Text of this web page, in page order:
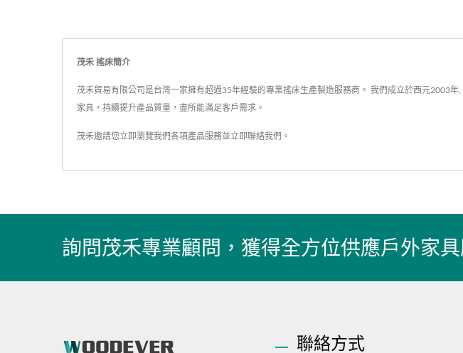
茂禾 搖床簡介
茂禾貿易有限公司是台灣一家擁有超過35年經驗的專業搖床生產製造服務商。 我們成立於西元2003
家具，持續提升產品質量，盡所能滿足客戶需求。
茂禾邀請您立即瀏覽我們各項產品服務並立即聯絡我們 。
詢問茂禾專業顧問，獲得全方位供應戶外家具
聯絡方式